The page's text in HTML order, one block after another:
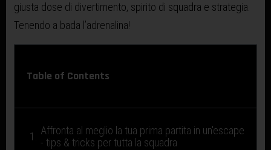
giusta dose di divertimento, spirito di squadra e strategia.
Tenendo a bada l’adrenalina!
Table of Contents
Affronta al meglio la tua prima partita in un'escape
- tips & tricks per tutta la squadra